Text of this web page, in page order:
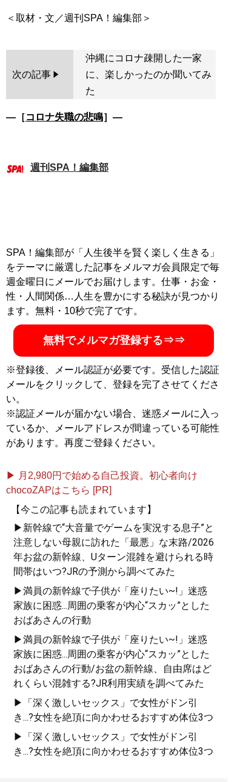
次の記事
沖縄にコロナ疎開した一家
に、楽しかったのか聞いてみ
た
―［コロナ失職の悲鳴］―
週刊SPA！編集部
SPA！編集部が「人生後半を賢く楽しく生きる」
をテーマに厳選した記事をメルマガ会員限定で毎
週金曜日にメールでお届けします。仕事・お金・
性・人間関係…人生を豊かにする秘訣が見つかり
ます。無料・10秒で完了です。
無料でメルマガ登録する⇒⇒
※登録後、メール認証が必要です。受信した認証
メールをクリックして、登録を完了させてくださ
い。
※認証メールが届かない場合、迷惑メールに入っ
ているか、メールアドレスが間違っている可能性
があります。再度ご登録ください。
▶ 月2,980円で始める自己投資。初心者向け
chocoZAPはこちら [PR]
【今この記事も読まれています】
▶新幹線で“大音量でゲームを実況する息子”と
注意しない母親に訪れた「最悪」な末路/2026
年お盆の新幹線、Uターン混雑を避けられる時
間帯はいつ?JRの予測から調べてみた
▶満員の新幹線で子供が「座りたい~!」迷惑
家族に困惑...周囲の乗客が内心“スカッ”とした
おばあさんの行動
▶満員の新幹線で子供が「座りたい~!」迷惑
家族に困惑...周囲の乗客が内心“スカッ”とした
おばあさんの行動/お盆の新幹線、自由席はど
れくらい混雑する?JR利用実績を調べてみた
▶「深く激しいセックス」で女性がドン引
き...?女性を絶頂に向かわせるおすすめ体位3つ
▶「深く激しいセックス」で女性がドン引
き...?女性を絶頂に向かわせるおすすめ体位3つ